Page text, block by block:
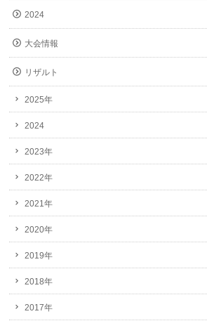
2024
大会情報
リザルト
2025年
2024
2023年
2022年
2021年
2020年
2019年
2018年
2017年